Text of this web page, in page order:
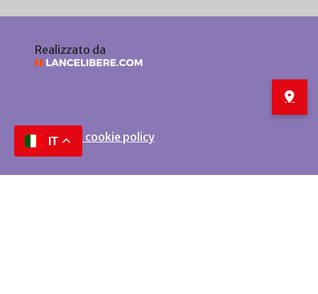
Realizzato da
Privacy e cookie policy
IT